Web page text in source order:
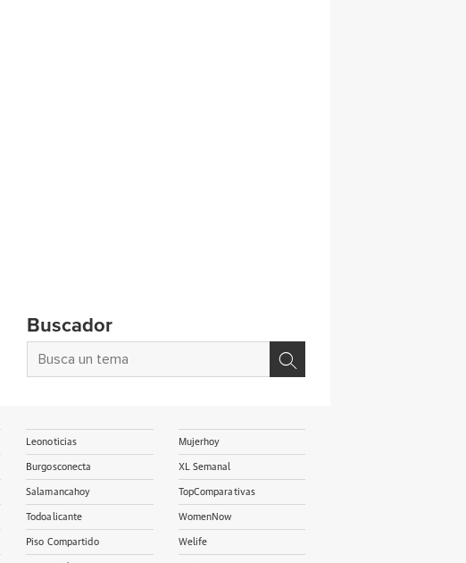
Buscador
Leonoticias
Burgosconecta
Salamancahoy
Todoalicante
Piso Compartido
Mujerhoy
XL Semanal
TopComparativas
WomenNow
Welife